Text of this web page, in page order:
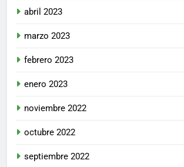
abril 2023
marzo 2023
febrero 2023
enero 2023
noviembre 2022
octubre 2022
septiembre 2022